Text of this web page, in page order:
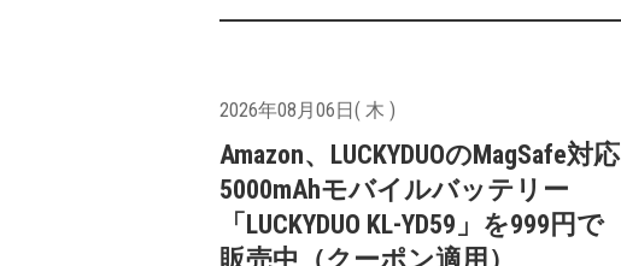
2026年08月06日( 木 )
Amazon、LUCKYDUOのMagSafe対応
5000mAhモバイルバッテリー
「LUCKYDUO KL-YD59」を999円で
販売中（クーポン適用）